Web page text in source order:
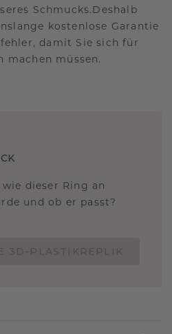
Schmucks.Deshalb
kostenlose Garantie
damit Sie sich für
machen müssen.
dieser Ring an
und ob er passt?